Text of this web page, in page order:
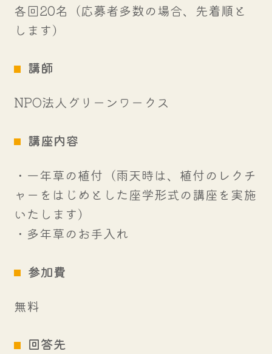
各回20名（応募者多数の場合、先着順と
します）
講師
NPO法人グリーンワークス
講座内容
・一年草の植付（雨天時は、植付のレクチ
ャーをはじめとした座学形式の講座を実施
いたします）
・多年草のお手入れ
参加費
無料
回答先